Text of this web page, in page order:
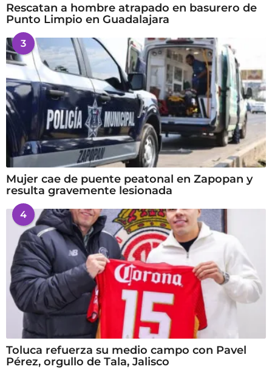
Rescatan a hombre atrapado en basurero de
Punto Limpio en Guadalajara
3
Mujer cae de puente peatonal en Zapopan y
resulta gravemente lesionada
4
Toluca refuerza su medio campo con Pavel
Pérez, orgullo de Tala, Jalisco